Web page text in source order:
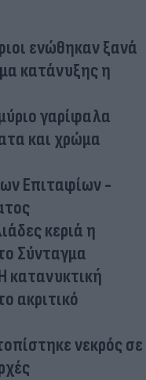
ενώθηκαν ξανά
κατάνυξης η
γαρίφαλα
και χρώμα
Επιταφίων -
κεριά η
Σύνταγμα
κατανυκτική
ακριτικό
νεκρός σε